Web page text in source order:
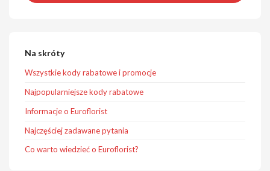
Na skróty
Wszystkie kody rabatowe i promocje
Najpopularniejsze kody rabatowe
Informacje o Euroflorist
Najczęściej zadawane pytania
Co warto wiedzieć o Euroflorist?